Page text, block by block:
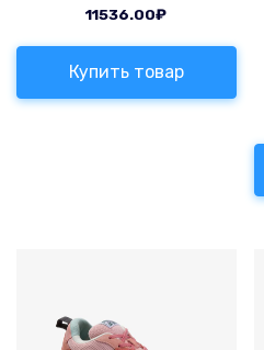
11536.00₽
Купить товар